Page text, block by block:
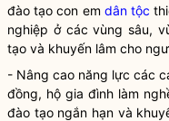
đào tạo con em dân tộc
nghiệp ở các vùng sâu,
tạo và khuyến lâm cho
- Nâng cao năng lực các
đồng, hộ gia đình làm
đào tạo ngắn hạn và